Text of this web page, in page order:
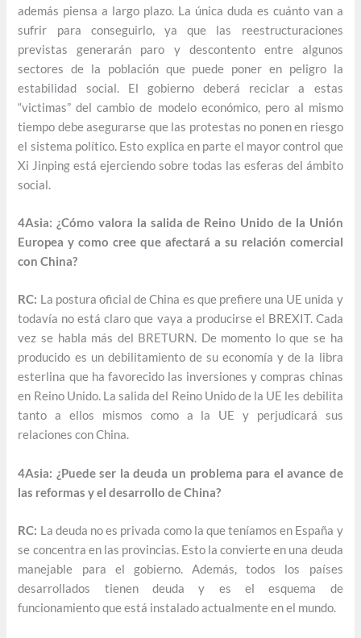
además piensa a largo plazo. La única duda es cuánto van a
sufrir para conseguirlo, ya que las reestructuraciones
previstas generarán paro y descontento entre algunos
sectores de la población que puede poner en peligro la
estabilidad social. El gobierno deberá reciclar a estas
“victimas” del cambio de modelo económico, pero al mismo
tiempo debe asegurarse que las protestas no ponen en riesgo
el sistema político. Esto explica en parte el mayor control que
Xi Jinping está ejerciendo sobre todas las esferas del ámbito
social.
4Asia: ¿Cómo valora la salida de Reino Unido de la Unión
Europea y como cree que afectará a su relación comercial
con China?
RC: La postura oficial de China es que prefiere una UE unida y
todavía no está claro que vaya a producirse el BREXIT. Cada
vez se habla más del BRETURN. De momento lo que se ha
producido es un debilitamiento de su economía y de la libra
esterlina que ha favorecido las inversiones y compras chinas
en Reino Unido. La salida del Reino Unido de la UE les debilita
tanto a ellos mismos como a la UE y perjudicará sus
relaciones con China.
4Asia: ¿Puede ser la deuda un problema para el avance de
las reformas y el desarrollo de China?
RC: La deuda no es privada como la que teníamos en España y
se concentra en las provincias. Esto la convierte en una deuda
manejable para el gobierno. Además, todos los países
desarrollados tienen deuda y es el esquema de
funcionamiento que está instalado actualmente en el mundo.